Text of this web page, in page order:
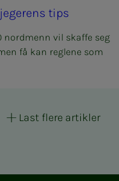
tips
nordmenn vil skaffe seg
få kan reglene som
Last flere artikler